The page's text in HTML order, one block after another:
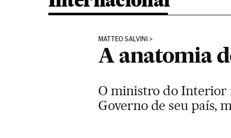
MATTEO SALVINI
A anatomia
O ministro do Interior
Governo de seu país,